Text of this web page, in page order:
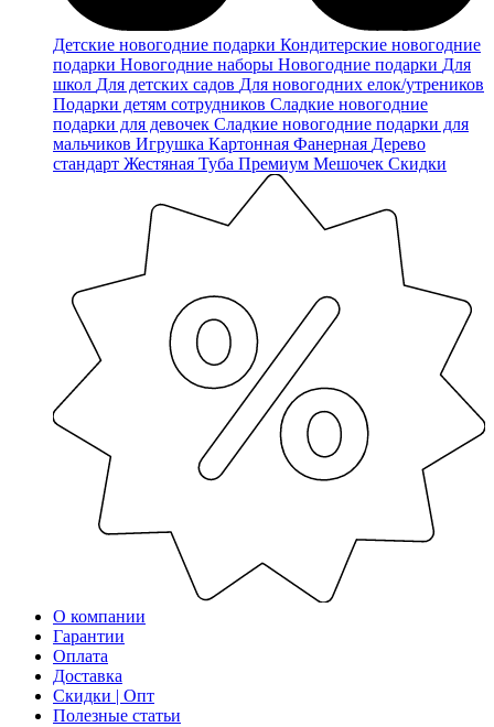
Детские новогодние подарки Кондитерские новогодние
подарки Новогодние наборы Новогодние подарки Для
школ Для детских садов Для новогодних елок/утреников
Подарки детям сотрудников Сладкие новогодние
подарки для девочек Сладкие новогодние подарки для
мальчиков Игрушка Картонная Фанерная Дерево
стандарт Жестяная Туба Премиум Мешочек Скидки
О компании
Гарантии
Оплата
Доставка
Скидки | Опт
Полезные статьи